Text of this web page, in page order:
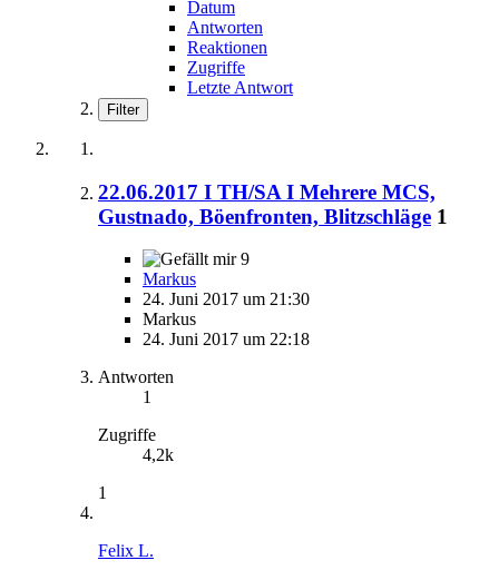
Datum
Antworten
Reaktionen
Zugriffe
Letzte Antwort
Filter
22.06.2017 I TH/SA I Mehrere MCS,
Gustnado, Böenfronten, Blitzschläge 1
9
Markus
24. Juni 2017 um 21:30
Markus
24. Juni 2017 um 22:18
Antworten
1
Zugriffe
4,2k
1
Felix L.